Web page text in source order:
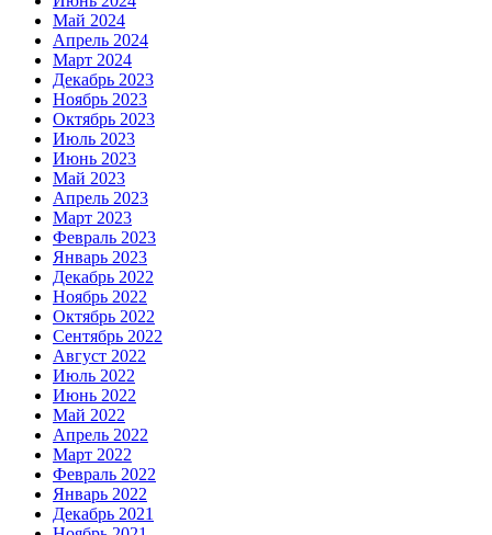
Май 2024
Апрель 2024
Март 2024
Декабрь 2023
Ноябрь 2023
Октябрь 2023
Июль 2023
Июнь 2023
Май 2023
Апрель 2023
Март 2023
Февраль 2023
Январь 2023
Декабрь 2022
Ноябрь 2022
Октябрь 2022
Сентябрь 2022
Август 2022
Июль 2022
Июнь 2022
Май 2022
Апрель 2022
Март 2022
Февраль 2022
Январь 2022
Декабрь 2021